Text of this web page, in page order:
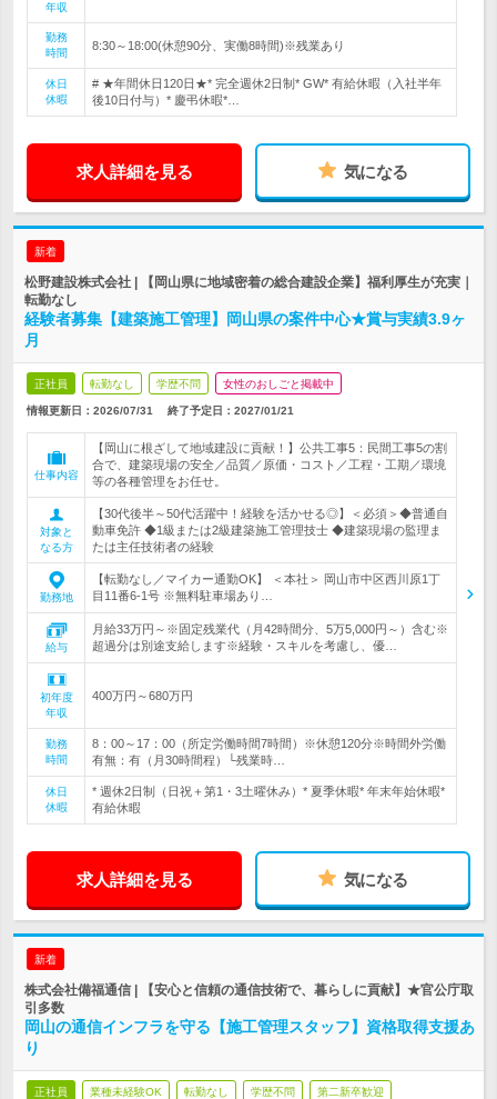
年収
勤務
時間
8:30～18:00(休憩90分、実働8時間)※残業あり
休日
休暇
# ★年間休日120日★* 完全週休2日制* GW* 有給休暇（入社半年
後10日付与）* 慶弔休暇*…
求人詳細を見る 気になる
新着
松野建設株式会社 | 【岡山県に地域密着の総合建設企業】福利厚生が充実｜
転勤なし
経験者募集【建築施工管理】岡山県の案件中心★賞与実績3.9ヶ
月
正社員 転勤なし 学歴不問 女性のおしごと掲載中
情報更新日：2026/07/31 終了予定日： 2027/01/21
仕事内容
【岡山に根ざして地域建設に貢献！】公共工事5：民間工事5の割
合で、建築現場の安全／品質／原価・コスト／工程・工期／環境
等の各種管理をお任せ。
対象と
なる方
【30代後半～50代活躍中！経験を活かせる◎】＜必須＞◆普通自
動車免許 ◆1級または2級建築施工管理技士 ◆建築現場の監理ま
たは主任技術者の経験
勤務地
【転勤なし／マイカー通勤OK】 ＜本社＞ 岡山市中区西川原1丁
目11番6-1号 ※無料駐車場あり…
給与
月給33万円～※固定残業代（月42時間分、5万5,000円～）含む※
超過分は別途支給します※経験・スキルを考慮し、優…
初年度
年収
400万円～680万円
勤務
時間
8：00～17：00（所定労働時間7時間）※休憩120分※時間外労働
有無：有（月30時間程）└残業時…
休日
休暇
* 週休2日制（日祝＋第1・3土曜休み）* 夏季休暇* 年末年始休暇*
有給休暇
求人詳細を見る 気になる
新着
株式会社備福通信 | 【安心と信頼の通信技術で、暮らしに貢献】★官公庁取
引多数
岡山の通信インフラを守る【施工管理スタッフ】資格取得支援あ
り
正社員 業種未経験OK 転勤なし 学歴不問 第二新卒歓迎